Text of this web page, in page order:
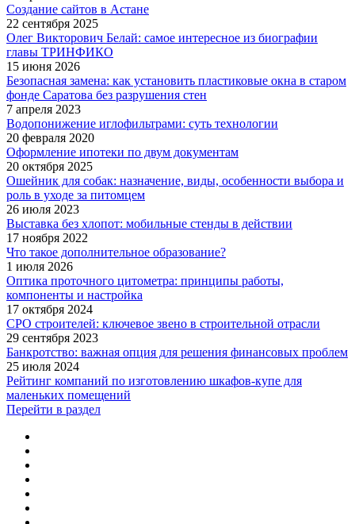
Создание сайтов в Астане
22 сентября 2025
Олег Викторович Белай: самое интересное из биографии
главы ТРИНФИКО
15 июня 2026
Безопасная замена: как установить пластиковые окна в старом
фонде Саратова без разрушения стен
7 апреля 2023
Водопонижение иглофильтрами: суть технологии
20 февраля 2020
Оформление ипотеки по двум документам
20 октября 2025
Ошейник для собак: назначение, виды, особенности выбора и
роль в уходе за питомцем
26 июля 2023
Выставка без хлопот: мобильные стенды в действии
17 ноября 2022
Что такое дополнительное образование?
1 июля 2026
Оптика проточного цитометра: принципы работы,
компоненты и настройка
17 октября 2024
СРО строителей: ключевое звено в строительной отрасли
29 сентября 2023
Банкротство: важная опция для решения финансовых проблем
25 июля 2024
Рейтинг компаний по изготовлению шкафов-купе для
маленьких помещений
Перейти в раздел